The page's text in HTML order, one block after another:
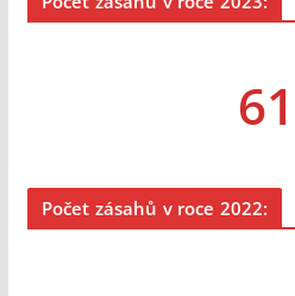
61
Počet zásahů v roce 2022: